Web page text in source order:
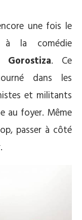
une fois le
à la comédie
Gorostiza. Ce
dans les
et militants
au foyer. Même
passer à côté